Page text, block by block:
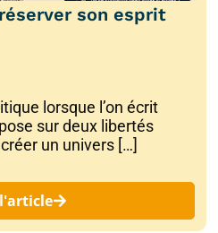
son esprit
lorsque l’on écrit
sur deux libertés
un univers […]